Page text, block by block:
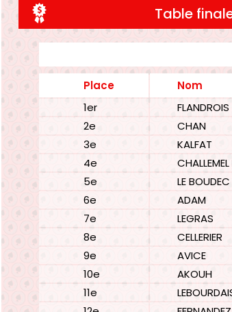
Table
Place Nom
1er
FLANDROIS
2e
CHAN
3e
KALFAT
4e
5e
LE BOUDEC
6e
ADAM
7e
LEGRAS
8e
CELLERIER
9e
AVICE
10e
AKOUH
11e